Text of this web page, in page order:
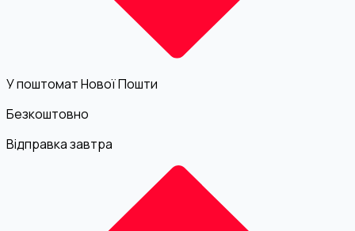
У поштомат Нової Пошти
Безкоштовно
Відправка завтра